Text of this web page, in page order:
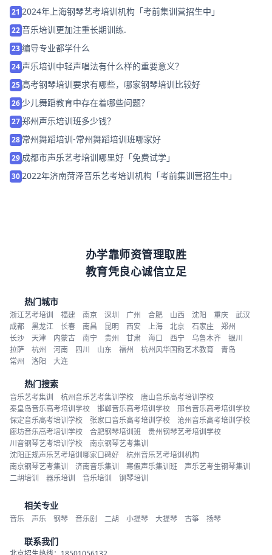
21 2024年上海钢琴艺考培训机构「考前集训营招生中」
22音乐培训更加注重长期训练.
23编导专业都学什么
24 声乐培训中轻声唱法有什么样的重要意义？
25高考钢琴培训要求有哪些，哪家钢琴培训比较好
26 少儿舞蹈教育中存在着哪些问题？
27郑州声乐培训班多少钱？
28 常州舞蹈培训-常州舞蹈培训班哪家好
29 成都市声乐艺考培训哪里好「免费试学」
302022年济南菏泽音乐艺考培训机构「考前集训营招生中」
办学靠师资管理取胜
教育凭良心诚信立足
热门城市
浙江艺考培训 福建 南京 深圳 广州 合肥 山西 沈阳 重庆
武汉
成都
黑龙江 长春 南昌 昆明 西安 上海 北京 石家庄
郑州
长沙
天津 内蒙古 南宁 贵州 甘肃 海口 西宁 乌鲁木齐
银川
拉萨
杭州 河南 四川 山东 福州 杭州风华国韵艺术教育
青岛
常州
洛阳 大连
热门搜索
音乐艺考集训 杭州音乐艺考集训学校
唐山音乐高考培训学校
秦皇岛音乐高考培训学校
邯郸音乐高考培训学校
邢台音乐高考培训学校
保定音乐高考培训学校
张家口音乐高考培训学校
沧州音乐高考培训学校
廊坊音乐高考培训学校
合肥钢琴培训班
贵州钢琴艺考培训学校
川音钢琴艺考培训学校
南京钢琴艺考集训
沈阳正规声乐艺考培训哪家口碑好
杭州音乐艺考培训机构
南京钢琴艺考集训
济南音乐集训 寒假声乐集训班
声乐艺考生钢琴集训
二胡培训
器乐培训 音乐培训 钢琴培训
相关专业
音乐 声乐 钢琴 音乐剧 二胡 小提琴 大提琴 古筝 扬琴
联系我们